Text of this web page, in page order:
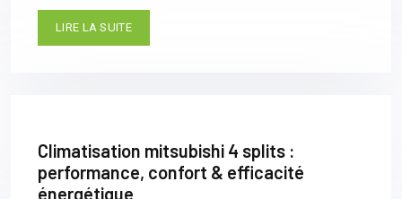
LIRE LA SUITE
Climatisation mitsubishi 4 splits :
performance, confort & efficacité
énergétique